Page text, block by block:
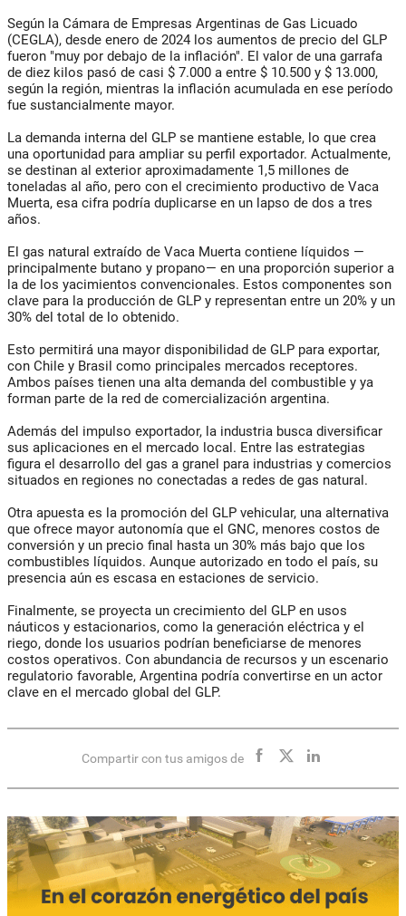
Según la Cámara de Empresas Argentinas de Gas Licuado
(CEGLA), desde enero de 2024 los aumentos de precio del GLP
fueron "muy por debajo de la inflación". El valor de una garrafa
de diez kilos pasó de casi $ 7.000 a entre $ 10.500 y $ 13.000,
según la región, mientras la inflación acumulada en ese período
fue sustancialmente mayor.
La demanda interna del GLP se mantiene estable, lo que crea
una oportunidad para ampliar su perfil exportador. Actualmente,
se destinan al exterior aproximadamente 1,5 millones de
toneladas al año, pero con el crecimiento productivo de Vaca
Muerta, esa cifra podría duplicarse en un lapso de dos a tres
años.
El gas natural extraído de Vaca Muerta contiene líquidos —
principalmente butano y propano— en una proporción superior a
la de los yacimientos convencionales. Estos componentes son
clave para la producción de GLP y representan entre un 20% y un
30% del total de lo obtenido.
Esto permitirá una mayor disponibilidad de GLP para exportar,
con Chile y Brasil como principales mercados receptores.
Ambos países tienen una alta demanda del combustible y ya
forman parte de la red de comercialización argentina.
Además del impulso exportador, la industria busca diversificar
sus aplicaciones en el mercado local. Entre las estrategias
figura el desarrollo del gas a granel para industrias y comercios
situados en regiones no conectadas a redes de gas natural.
Otra apuesta es la promoción del GLP vehicular, una alternativa
que ofrece mayor autonomía que el GNC, menores costos de
conversión y un precio final hasta un 30% más bajo que los
combustibles líquidos. Aunque autorizado en todo el país, su
presencia aún es escasa en estaciones de servicio.
Finalmente, se proyecta un crecimiento del GLP en usos
náuticos y estacionarios, como la generación eléctrica y el
riego, donde los usuarios podrían beneficiarse de menores
costos operativos. Con abundancia de recursos y un escenario
regulatorio favorable, Argentina podría convertirse en un actor
clave en el mercado global del GLP.
Compartir con tus amigos de